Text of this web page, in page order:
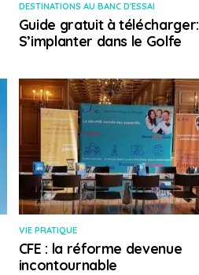
DESTINATIONS AU BANC D'ESSAI
Guide gratuit à télécharger:
S’implanter dans le Golfe
VIE PRATIQUE
CFE : la réforme devenue
incontournable